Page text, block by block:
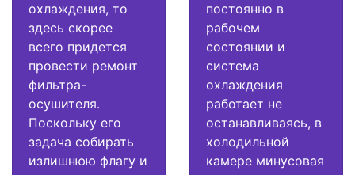
охлаждения, то
здесь скорее
всего придется
провести ремонт
фильтра-
осушителя.
Поскольку его
задача собирать
излишнюю флагу и
постоянно в
рабочем
состоянии и
система
охлаждения
работает не
останавливаясь, в
холодильной
камере минусовая